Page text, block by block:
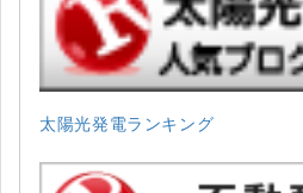
太陽光発電ランキング